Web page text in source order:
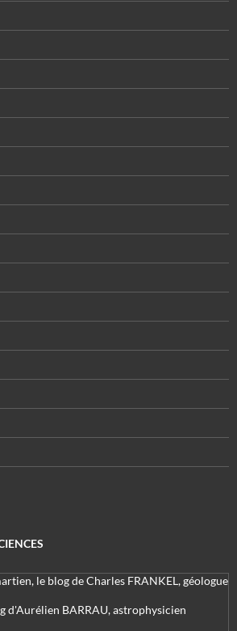
le blog de Charles FRANKEL, géologue
d'Aurélien BARRAU, astrophysicien